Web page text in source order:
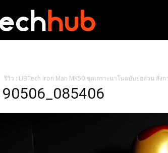
รีวิว : UBTech Iron Man MK50 ชุดเกราะนาโนฉบับย่อส่วน สั่งก